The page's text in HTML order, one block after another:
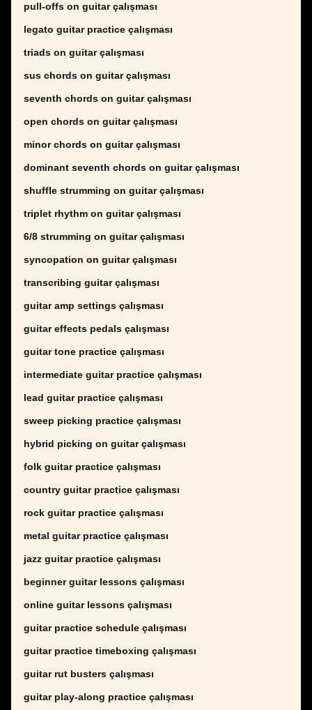
pull-offs on guitar çalışması
legato guitar practice çalışması
triads on guitar çalışması
sus chords on guitar çalışması
seventh chords on guitar çalışması
open chords on guitar çalışması
minor chords on guitar çalışması
dominant seventh chords on guitar çalışması
shuffle strumming on guitar çalışması
triplet rhythm on guitar çalışması
6/8 strumming on guitar çalışması
syncopation on guitar çalışması
transcribing guitar çalışması
guitar amp settings çalışması
guitar effects pedals çalışması
guitar tone practice çalışması
intermediate guitar practice çalışması
lead guitar practice çalışması
sweep picking practice çalışması
hybrid picking on guitar çalışması
folk guitar practice çalışması
country guitar practice çalışması
rock guitar practice çalışması
metal guitar practice çalışması
jazz guitar practice çalışması
beginner guitar lessons çalışması
online guitar lessons çalışması
guitar practice schedule çalışması
guitar practice timeboxing çalışması
guitar rut busters çalışması
guitar play-along practice çalışması